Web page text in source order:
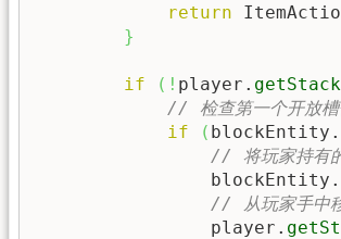
return
}
if ( ! player.
// 检查第一个开放槽
if
( blockEntity.
// 将玩家持有的
                blockEntity.
// 从玩家手中
                player.